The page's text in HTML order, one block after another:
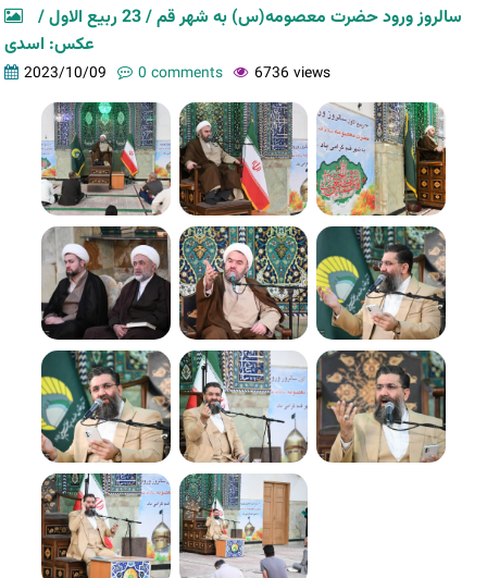
سالروز ورود حضرت معصومه(س) به شهر قم / 23 ربیع الاول /
عکس: اسدی
2023/10/09 0 comments 6736 views